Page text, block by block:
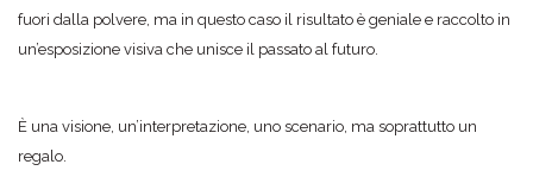
fuori dalla polvere, ma in questo caso il risultato è geniale e raccolto in
un’esposizione visiva che unisce il passato al futuro.
È una visione, un’interpretazione, uno scenario, ma soprattutto un
regalo.